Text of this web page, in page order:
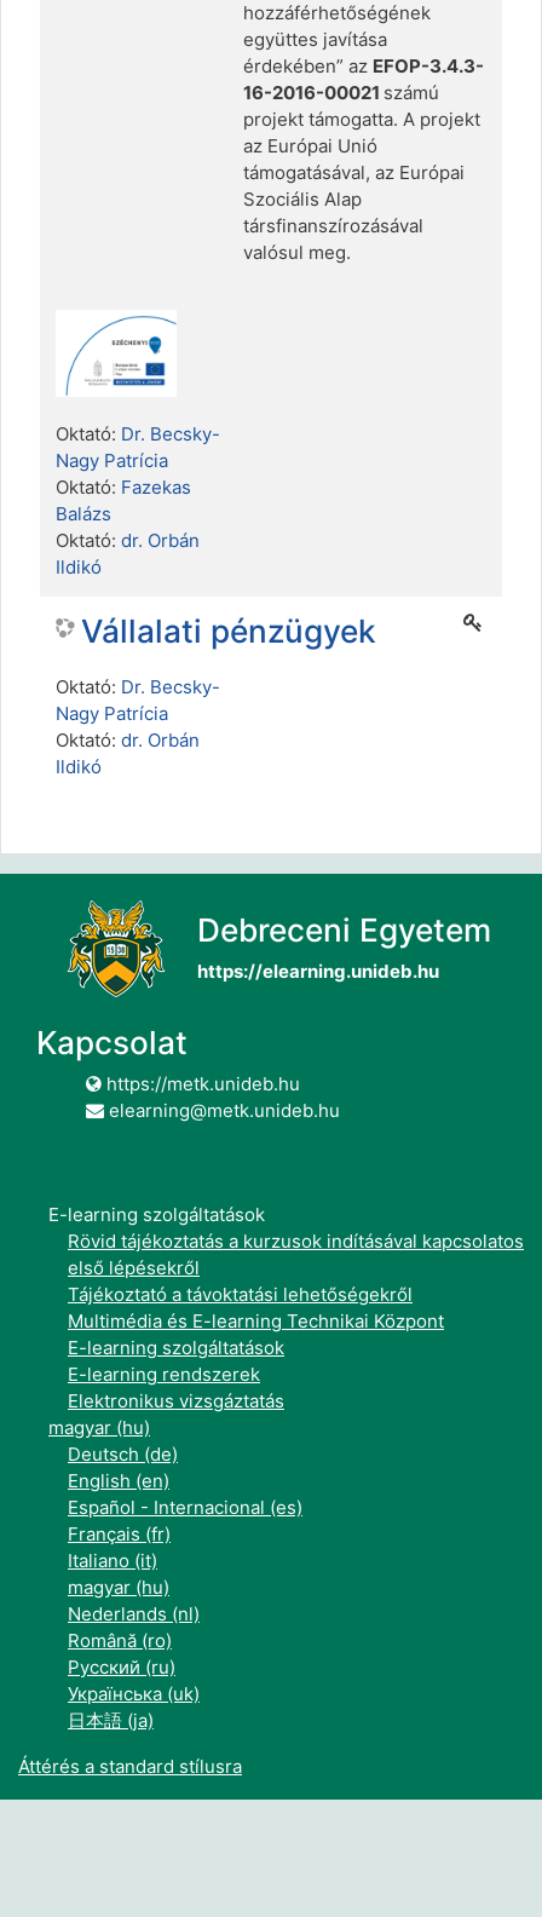
hozzáférhetőségének
együttes javítása
érdekében” az EFOP-3.4.3-
16-2016-00021 számú
projekt támogatta. A projekt
az Európai Unió
támogatásával, az Európai
Szociális Alap
társfinanszírozásával
valósul meg.
Oktató: Dr. Becsky-
Nagy Patrícia
Oktató: Fazekas
Balázs
Oktató: dr. Orbán
Ildikó
Vállalati pénzügyek
Oktató: Dr. Becsky-
Nagy Patrícia
Oktató: dr. Orbán
Ildikó
Debreceni Egyetem
https://elearning.unideb.hu
Kapcsolat
https://metk.unideb.hu
elearning@metk.unideb.hu
E-learning szolgáltatások
Rövid tájékoztatás a kurzusok indításával kapcsolatos
első lépésekről
Tájékoztató a távoktatási lehetőségekről
Multimédia és E-learning Technikai Központ
E-learning szolgáltatások
E-learning rendszerek
Elektronikus vizsgáztatás
magyar ‎(hu)‎
Deutsch ‎(de)‎
English ‎(en)‎
Español - Internacional ‎(es)‎
Français ‎(fr)‎
Italiano ‎(it)‎
magyar ‎(hu)‎
Nederlands ‎(nl)‎
Română ‎(ro)‎
Русский ‎(ru)‎
Українська ‎(uk)‎
日本語 ‎(ja)‎
Áttérés a standard stílusra